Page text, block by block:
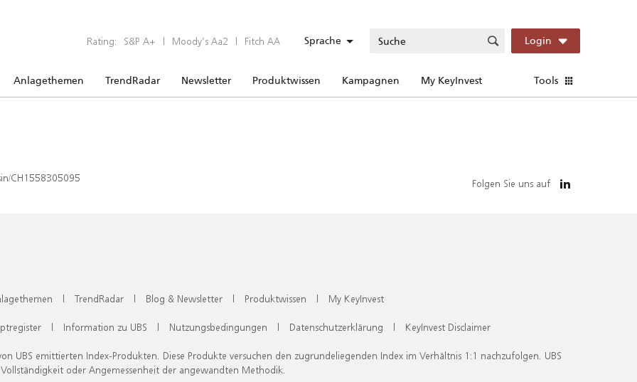
Rating: S&P A+ | Moody’s Aa2 | Fitch AA Sprache Login
Anlagethemen TrendRadar Newsletter Produktwissen Kampagnen My KeyInvest Tools
CH1558305095 Folgen Sie uns auf
| TrendRadar | Blog & Newsletter | Produktwissen | My KeyInvest
| Information zu UBS | Nutzungsbedingungen | Datenschutzerklärung | KeyInvest Disclaimer
UBS emittierten Index-Produkten. Diese Produkte versuchen den zugrundeliegenden Index im Verhältnis 1:1 nachzufolgen. UBS
oder Angemessenheit der angewandten Methodik.